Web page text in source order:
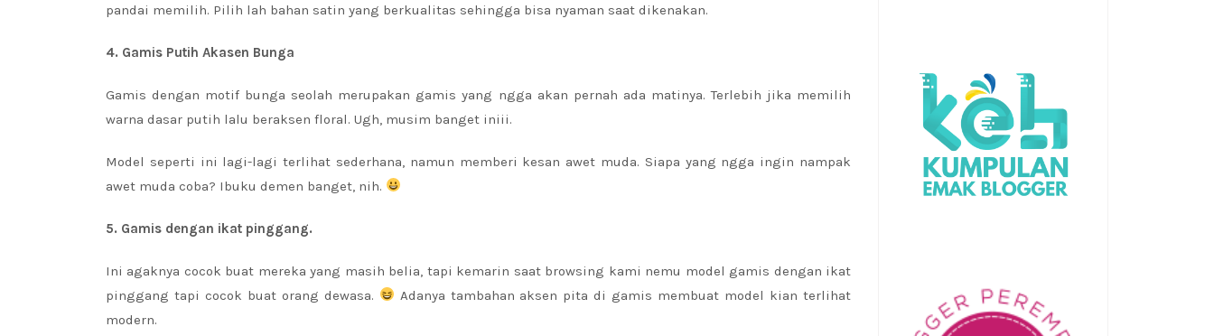
pandai memilih. Pilih lah bahan satin yang berkualitas sehingga bisa nyaman saat dikenakan.
4. Gamis Putih Akasen Bunga
Gamis dengan motif bunga seolah merupakan gamis yang ngga akan pernah ada matinya. Terlebih jika memilih
warna dasar putih lalu beraksen floral. Ugh, musim banget iniii.
Model seperti ini lagi-lagi terlihat sederhana, namun memberi kesan awet muda. Siapa yang ngga ingin nampak
awet muda coba? Ibuku demen banget, nih.
5. Gamis dengan ikat pinggang.
Ini agaknya cocok buat mereka yang masih belia, tapi kemarin saat browsing kami nemu model gamis dengan ikat
pinggang tapi cocok buat orang dewasa.
Adanya tambahan aksen pita di gamis membuat model kian terlihat
modern.